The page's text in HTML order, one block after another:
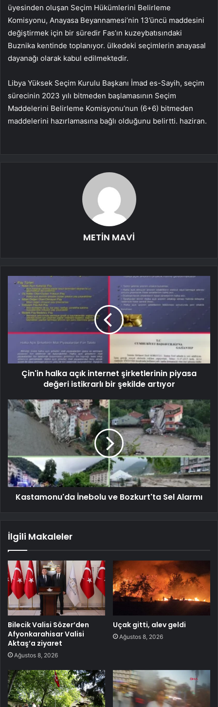
üyesinden oluşan Seçim Hükümlerini Belirleme
Komisyonu, Anayasa Beyannamesi’nin 13’üncü maddesini
değiştirmek için bir süredir Fas’ın kuzeybatısındaki
Buznika kentinde toplanıyor. ülkedeki seçimlerin anayasal
dayanağı olarak kabul edilmektedir.
Libya Yüksek Seçim Kurulu Başkanı İmad es-Sayih, seçim
sürecinin 2023 yılı bitmeden başlamasının Seçim
Maddelerini Belirleme Komisyonu’nun (6+6) bitmeden
maddelerini hazırlamasına bağlı olduğunu belirtti. haziran.
METİN MAVİ
Çin'in halka açık internet şirketlerinin piyasa
değeri istikrarlı bir şekilde artıyor
Kastamonu'da İnebolu ve Bozkurt'ta Sel Alarmı
İlgili Makaleler
Bilecik Valisi Sözer’den
Afyonkarahisar Valisi
Aktaş’a ziyaret
Ağustos 8, 2026
Uçak gitti, alev geldi
Ağustos 8, 2026